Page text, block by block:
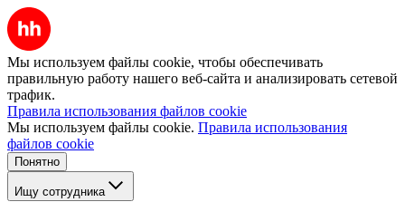
Мы используем файлы cookie, чтобы обеспечивать
правильную работу нашего веб-сайта и анализировать сетевой
трафик.
Правила использования файлов cookie
Мы используем файлы cookie. Правила использования
файлов cookie
Понятно
Ищу сотрудника